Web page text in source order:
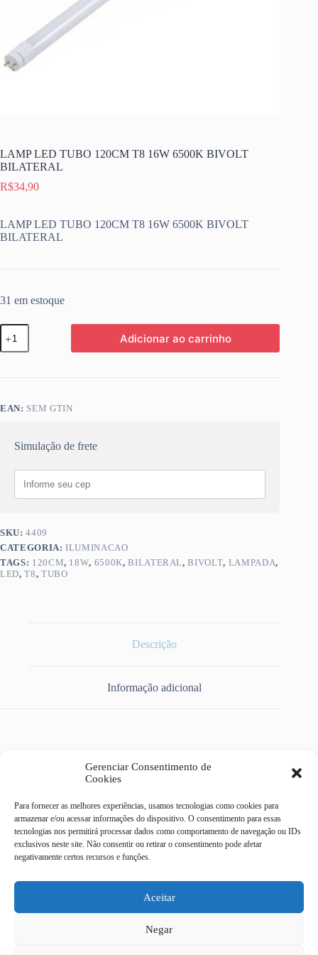
Gerenciar Consentimento de
Cookies
Para fornecer as melhores experiências, usamos tecnologias como cookies para
armazenar e/ou acessar informações do dispositivo. O consentimento para essas
tecnologias nos permitirá processar dados como comportamento de navegação ou IDs
exclusivos neste site. Não consentir ou retirar o consentimento pode afetar
negativamente certos recursos e funções.
Aceitar
Negar
LAMP LED TUBO 120CM T8 16W 6500K BIVOLT
BILATERAL
R$34,90
LAMP LED TUBO 120CM T8 16W 6500K BIVOLT
BILATERAL
31 em estoque
LAMP
LED
TUBO
BIVOLT
Adicionar ao carrinho
EAN: SEM GTIN
Simulação de frete
SKU:4409
CATEGORIA:ILUMINACAO
TAGS: 120CM, 18W, 6500K,BILATERAL,BIVOLT, LAMPADA,
LED,T8, TUBO
Descrição
Informação adicional
LAMPADA LED TUBO 120CM T8 18W 6500K BIVOLT
Casa do Eletricista Mix
centro - Campinas/SP